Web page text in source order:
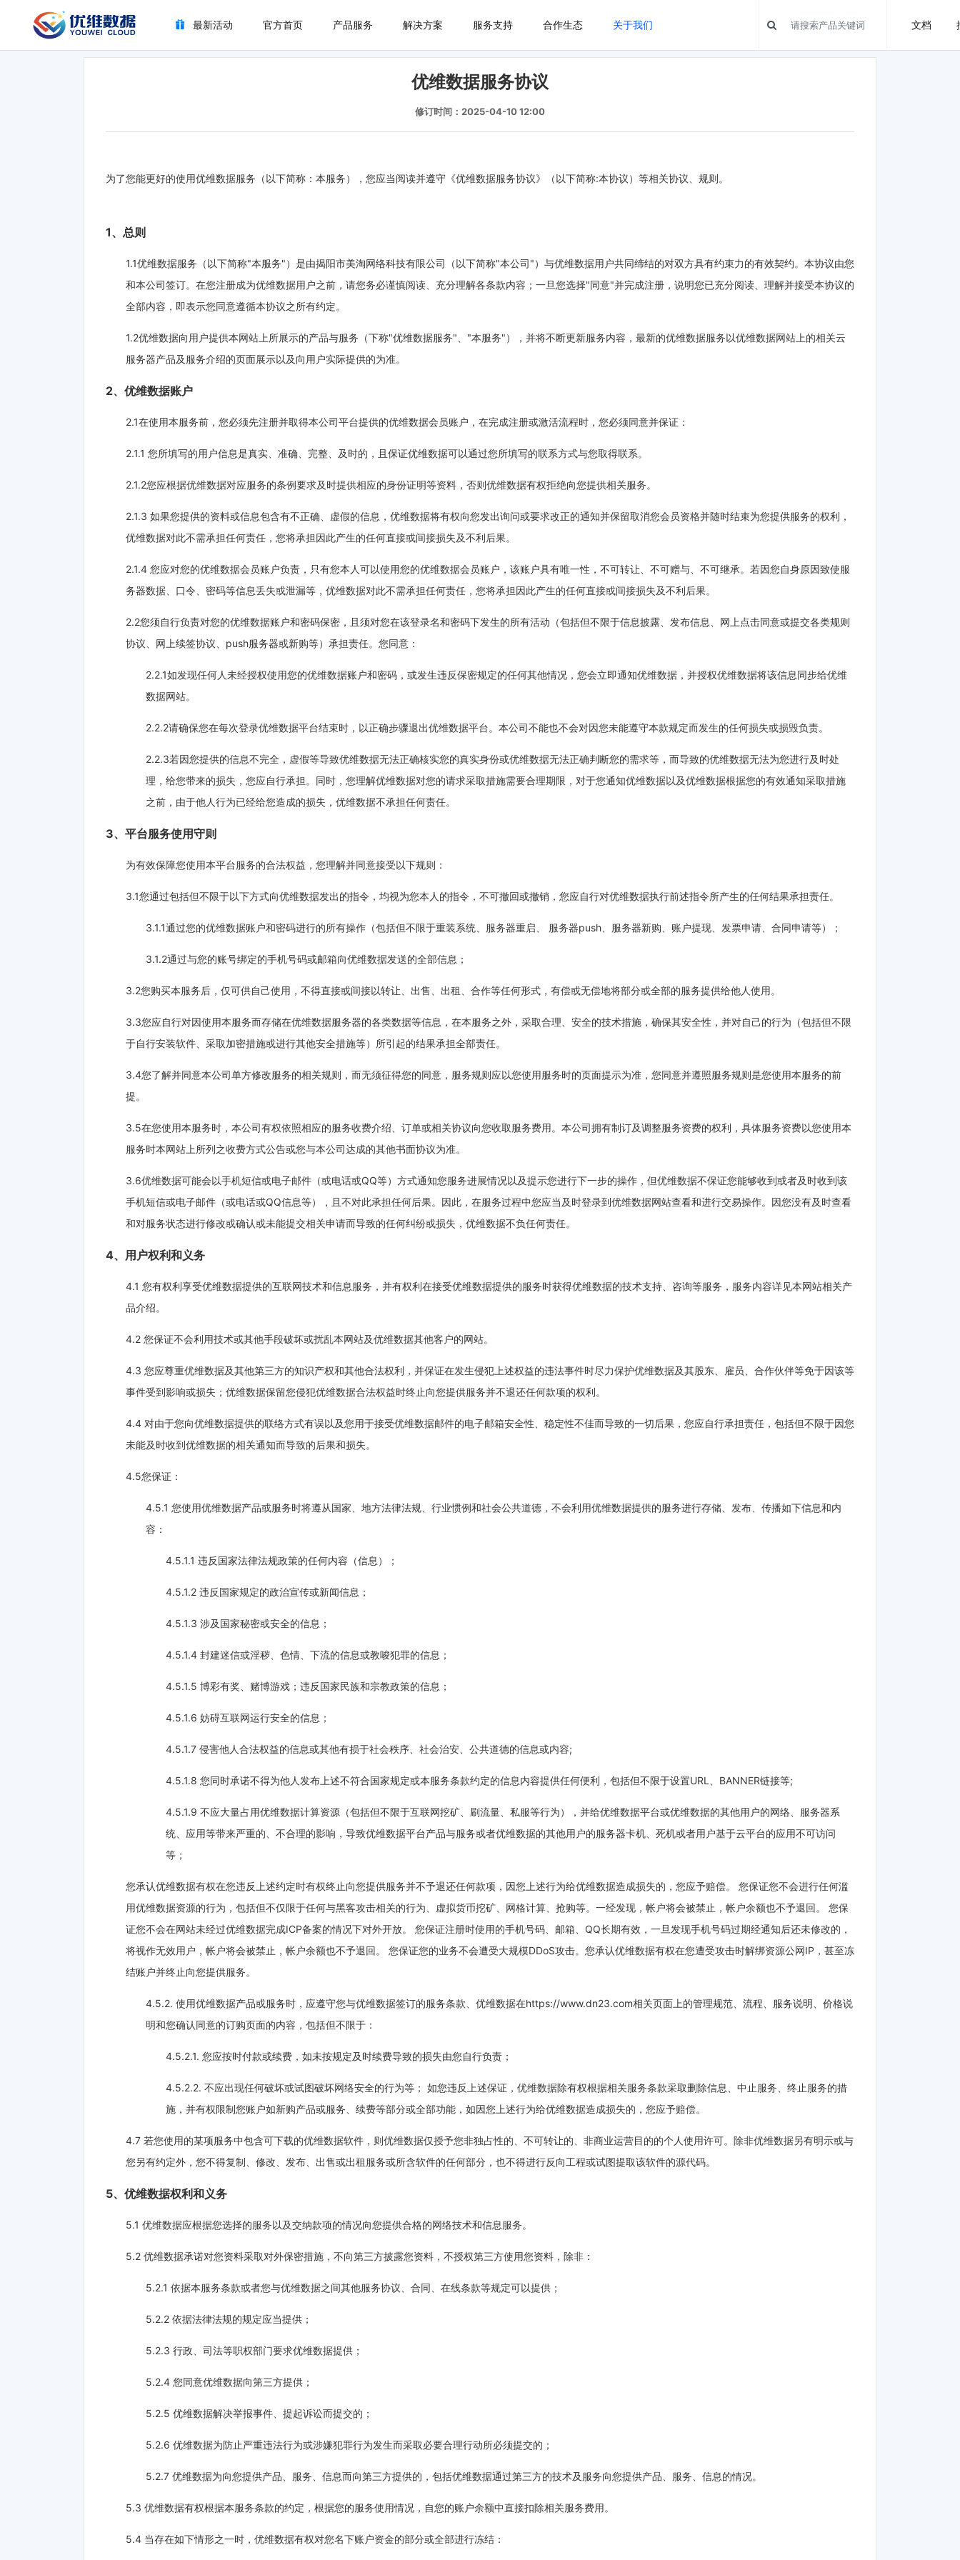
最新活动 官方首页 产品服务 解决方案 服务支持 合作生态 关于我们 文档
优维数据服务协议
修订时间：2025-04-10 12:00
为了您能更好的使用优维数据服务（以下简称：本服务），您应当阅读并遵守《优维数据服务协议》（以下简称:本协议）等相关协议、规则。
1、总则
1.1优维数据服务（以下简称"本服务"）是由揭阳市美淘网络科技有限公司（以下简称"本公司"）与优维数据用户共同缔结的对双方具有约束力的有效契约。本协议由您
和本公司签订。在您注册成为优维数据用户之前，请您务必谨慎阅读、充分理解各条款内容；一旦您选择"同意"并完成注册，说明您已充分阅读、理解并接受本协议的
全部内容，即表示您同意遵循本协议之所有约定。
1.2优维数据向用户提供本网站上所展示的产品与服务（下称"优维数据服务"、"本服务"），并将不断更新服务内容，最新的优维数据服务以优维数据网站上的相关云
服务器产品及服务介绍的页面展示以及向用户实际提供的为准。
2、优维数据账户
2.1在使用本服务前，您必须先注册并取得本公司平台提供的优维数据会员账户，在完成注册或激活流程时，您必须同意并保证：
2.1.1 您所填写的用户信息是真实、准确、完整、及时的，且保证优维数据可以通过您所填写的联系方式与您取得联系。
2.1.2您应根据优维数据对应服务的条例要求及时提供相应的身份证明等资料，否则优维数据有权拒绝向您提供相关服务。
2.1.3 如果您提供的资料或信息包含有不正确、虚假的信息，优维数据将有权向您发出询问或要求改正的通知并保留取消您会员资格并随时结束为您提供服务的权利，
优维数据对此不需承担任何责任，您将承担因此产生的任何直接或间接损失及不利后果。
2.1.4 您应对您的优维数据会员账户负责，只有您本人可以使用您的优维数据会员账户，该账户具有唯一性，不可转让、不可赠与、不可继承。若因您自身原因致使服
务器数据、口令、密码等信息丢失或泄漏等，优维数据对此不需承担任何责任，您将承担因此产生的任何直接或间接损失及不利后果。
2.2您须自行负责对您的优维数据账户和密码保密，且须对您在该登录名和密码下发生的所有活动（包括但不限于信息披露、发布信息、网上点击同意或提交各类规则
协议、网上续签协议、push服务器或新购等）承担责任。您同意：
2.2.1如发现任何人未经授权使用您的优维数据账户和密码，或发生违反保密规定的任何其他情况，您会立即通知优维数据，并授权优维数据将该信息同步给优维
数据网站。
2.2.2请确保您在每次登录优维数据平台结束时，以正确步骤退出优维数据平台。本公司不能也不会对因您未能遵守本款规定而发生的任何损失或损毁负责。
2.2.3若因您提供的信息不完全，虚假等导致优维数据无法正确核实您的真实身份或优维数据无法正确判断您的需求等，而导致的优维数据无法为您进行及时处
理，给您带来的损失，您应自行承担。同时，您理解优维数据对您的请求采取措施需要合理期限，对于您通知优维数据以及优维数据根据您的有效通知采取措施
之前，由于他人行为已经给您造成的损失，优维数据不承担任何责任。
3、平台服务使用守则
为有效保障您使用本平台服务的合法权益，您理解并同意接受以下规则：
3.1您通过包括但不限于以下方式向优维数据发出的指令，均视为您本人的指令，不可撤回或撤销，您应自行对优维数据执行前述指令所产生的任何结果承担责任。
3.1.1通过您的优维数据账户和密码进行的所有操作（包括但不限于重装系统、服务器重启、 服务器push、服务器新购、账户提现、发票申请、合同申请等）；
3.1.2通过与您的账号绑定的手机号码或邮箱向优维数据发送的全部信息；
3.2您购买本服务后，仅可供自己使用，不得直接或间接以转让、出售、出租、合作等任何形式，有偿或无偿地将部分或全部的服务提供给他人使用。
3.3您应自行对因使用本服务而存储在优维数据服务器的各类数据等信息，在本服务之外，采取合理、安全的技术措施，确保其安全性，并对自己的行为（包括但不限
于自行安装软件、采取加密措施或进行其他安全措施等）所引起的结果承担全部责任。
3.4您了解并同意本公司单方修改服务的相关规则，而无须征得您的同意，服务规则应以您使用服务时的页面提示为准，您同意并遵照服务规则是您使用本服务的前
提。
3.5在您使用本服务时，本公司有权依照相应的服务收费介绍、订单或相关协议向您收取服务费用。本公司拥有制订及调整服务资费的权利，具体服务资费以您使用本
服务时本网站上所列之收费方式公告或您与本公司达成的其他书面协议为准。
3.6优维数据可能会以手机短信或电子邮件（或电话或QQ等）方式通知您服务进展情况以及提示您进行下一步的操作，但优维数据不保证您能够收到或者及时收到该
手机短信或电子邮件（或电话或QQ信息等），且不对此承担任何后果。因此，在服务过程中您应当及时登录到优维数据网站查看和进行交易操作。因您没有及时查看
和对服务状态进行修改或确认或未能提交相关申请而导致的任何纠纷或损失，优维数据不负任何责任。
4、用户权利和义务
4.1 您有权利享受优维数据提供的互联网技术和信息服务，并有权利在接受优维数据提供的服务时获得优维数据的技术支持、咨询等服务，服务内容详见本网站相关产
品介绍。
4.2 您保证不会利用技术或其他手段破坏或扰乱本网站及优维数据其他客户的网站。
4.3 您应尊重优维数据及其他第三方的知识产权和其他合法权利，并保证在发生侵犯上述权益的违法事件时尽力保护优维数据及其股东、雇员、合作伙伴等免于因该等
事件受到影响或损失；优维数据保留您侵犯优维数据合法权益时终止向您提供服务并不退还任何款项的权利。
4.4 对由于您向优维数据提供的联络方式有误以及您用于接受优维数据邮件的电子邮箱安全性、稳定性不佳而导致的一切后果，您应自行承担责任，包括但不限于因您
未能及时收到优维数据的相关通知而导致的后果和损失。
4.5您保证：
4.5.1 您使用优维数据产品或服务时将遵从国家、地方法律法规、行业惯例和社会公共道德，不会利用优维数据提供的服务进行存储、发布、传播如下信息和内
容：
4.5.1.1 违反国家法律法规政策的任何内容（信息）；
4.5.1.2 违反国家规定的政治宣传或新闻信息；
4.5.1.3 涉及国家秘密或安全的信息；
4.5.1.4 封建迷信或淫秽、色情、下流的信息或教唆犯罪的信息；
4.5.1.5 博彩有奖、赌博游戏；违反国家民族和宗教政策的信息；
4.5.1.6 妨碍互联网运行安全的信息；
4.5.1.7 侵害他人合法权益的信息或其他有损于社会秩序、社会治安、公共道德的信息或内容;
4.5.1.8 您同时承诺不得为他人发布上述不符合国家规定或本服务条款约定的信息内容提供任何便利，包括但不限于设置URL、BANNER链接等;
4.5.1.9 不应大量占用优维数据计算资源（包括但不限于互联网挖矿、刷流量、私服等行为），并给优维数据平台或优维数据的其他用户的网络、服务器系
统、应用等带来严重的、不合理的影响，导致优维数据平台产品与服务或者优维数据的其他用户的服务器卡机、死机或者用户基于云平台的应用不可访问
等；
您承认优维数据有权在您违反上述约定时有权终止向您提供服务并不予退还任何款项，因您上述行为给优维数据造成损失的，您应予赔偿。 您保证您不会进行任何滥
用优维数据资源的行为，包括但不仅限于任何与黑客攻击相关的行为、虚拟货币挖矿、网格计算、抢购等。一经发现，帐户将会被禁止，帐户余额也不予退回。 您保
证您不会在网站未经过优维数据完成ICP备案的情况下对外开放。 您保证注册时使用的手机号码、邮箱、QQ长期有效，一旦发现手机号码过期经通知后还未修改的，
将视作无效用户，帐户将会被禁止，帐户余额也不予退回。 您保证您的业务不会遭受大规模DDoS攻击。您承认优维数据有权在您遭受攻击时解绑资源公网IP，甚至冻
结账户并终止向您提供服务。
4.5.2. 使用优维数据产品或服务时，应遵守您与优维数据签订的服务条款、优维数据在https://www.dn23.com相关页面上的管理规范、流程、服务说明、价格说
明和您确认同意的订购页面的内容，包括但不限于：
4.5.2.1. 您应按时付款或续费，如未按规定及时续费导致的损失由您自行负责；
4.5.2.2. 不应出现任何破坏或试图破坏网络安全的行为等； 如您违反上述保证，优维数据除有权根据相关服务条款采取删除信息、中止服务、终止服务的措
施，并有权限制您账户如新购产品或服务、续费等部分或全部功能，如因您上述行为给优维数据造成损失的，您应予赔偿。
4.7 若您使用的某项服务中包含可下载的优维数据软件，则优维数据仅授予您非独占性的、不可转让的、非商业运营目的的个人使用许可。除非优维数据另有明示或与
您另有约定外，您不得复制、修改、发布、出售或出租服务或所含软件的任何部分，也不得进行反向工程或试图提取该软件的源代码。
5、优维数据权利和义务
5.1 优维数据应根据您选择的服务以及交纳款项的情况向您提供合格的网络技术和信息服务。
5.2 优维数据承诺对您资料采取对外保密措施，不向第三方披露您资料，不授权第三方使用您资料，除非：
5.2.1 依据本服务条款或者您与优维数据之间其他服务协议、合同、在线条款等规定可以提供；
5.2.2 依据法律法规的规定应当提供；
5.2.3 行政、司法等职权部门要求优维数据提供；
5.2.4 您同意优维数据向第三方提供；
5.2.5 优维数据解决举报事件、提起诉讼而提交的；
5.2.6 优维数据为防止严重违法行为或涉嫌犯罪行为发生而采取必要合理行动所必须提交的；
5.2.7 优维数据为向您提供产品、服务、信息而向第三方提供的，包括优维数据通过第三方的技术及服务向您提供产品、服务、信息的情况。
5.3 优维数据有权根据本服务条款的约定，根据您的服务使用情况，自您的账户余额中直接扣除相关服务费用。
5.4 当存在如下情形之一时，优维数据有权对您名下账户资金的部分或全部进行冻结：